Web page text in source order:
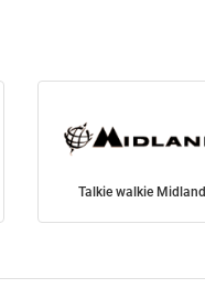
Talkie walkie Midland